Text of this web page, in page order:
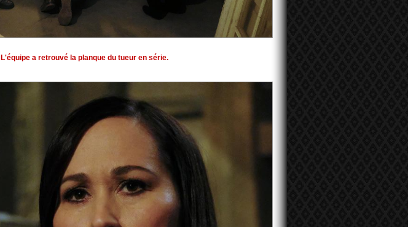
L'équipe a retrouvé la planque du tueur en série.